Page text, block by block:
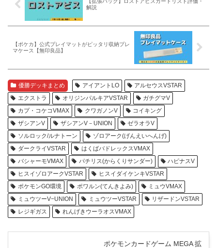
解説
【ポケカ】公式プレイマットがピッタリ収納プレ
マケース【無印良品】
優勝デッキまとめ アイアントLO
アルセウスVSTAR
エクストラ
オリジンパルキアVSTAR
ガチグマV
カプ・コケコVMAX
クワガノンV
コイキング
ザシアンV
ザシアンV－UNION
ゼラオラV
ソルロック/ルナトーン
ゾロアーク(げんえいへんげ)
ダークライVSTAR
はくばバドレックスVMAX
バシャーモVMAX
パチリス(からくりサンダー)
ハピナスV
ヒスイゾロアークVSTAR
ヒスイダイケンキVSTAR
ポケモンGO環境
ポワルン(てんきよみ)
ミュウVMAX
ミュウツーV−UNION
ミュウツーVSTAR
リザードンVSTAR
レジギガス
れんげきウーラオスVMAX
ポケモンカードゲーム MEGA 拡